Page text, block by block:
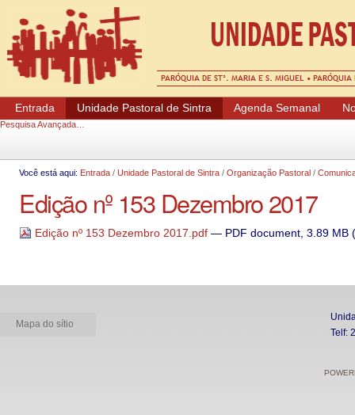
Ferramentas Pessoais
Entrada Unidade Pastoral de Sintra Agenda Semanal
Pesquisa Avançada…
Você está aqui: Entrada / Unidade Pastoral de Sintra / Organização Pastoral /
Edição nº 153 Dezembro 2017
Edição nº 153 Dezembro 2017.pdf— PDF document, 3.89 MB
Mapa do sítio
Telf: